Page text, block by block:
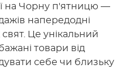
на Чорну п'ятницю —
напередодні
Це унікальний
товари від
себе чи близьку